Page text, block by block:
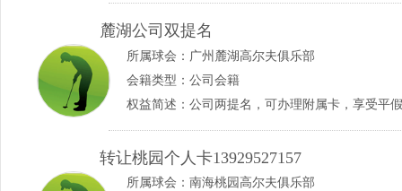
麓湖公司双提名
所属球会： 广州麓湖高尔夫俱乐部
会籍类型：公司会籍
权益简述：公司两提名，可办理附属卡，享受平
转让桃园个人卡13929527157
所属球会： 南海桃园高尔夫俱乐部